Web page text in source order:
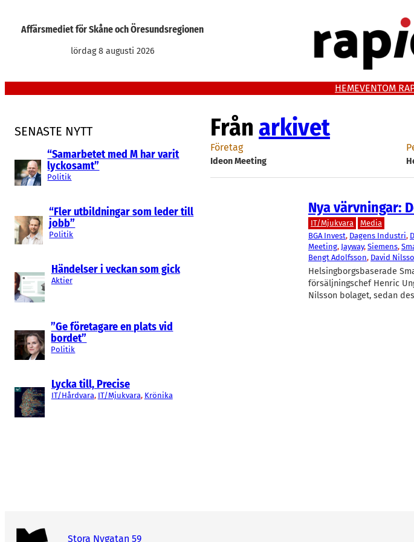
Affärsmediet för Skåne och Öresundsregionen
lördag 8 augusti 2026
HEMEVENTOM
SENASTE NYTT
“Samarbetet med M har varit
lyckosamt”
Politik
“Fler utbildningar som leder till
jobb”
Politik
Händelser i veckan som gick
Aktier
”Ge företagare en plats vid
bordet”
Politik
Lycka till, Precise
IT/Hårdvara, IT/Mjukvara, Krönika
Från arkivet
Företag
Ideon Meeting
Nya värvningar:
IT/Mjukvara Media
BGA Invest, Dagens Industri,
Meeting, Jayway, Siemens,
Bengt Adolfsson, David
Helsingborgsbaserade
försäljningschef Henric
Nilsson bolaget, sedan
Stora Nygatan 59